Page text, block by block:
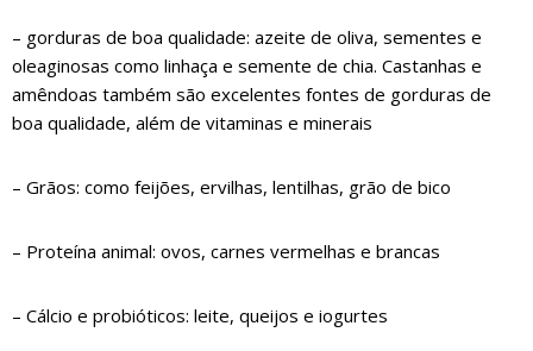
– gorduras de boa qualidade: azeite de oliva, sementes e
oleaginosas como linhaça e semente de chia. Castanhas e
amêndoas também são excelentes fontes de gorduras de
boa qualidade, além de vitaminas e minerais
– Grãos: como feijões, ervilhas, lentilhas, grão de bico
– Proteína animal: ovos, carnes vermelhas e brancas
– Cálcio e probióticos: leite, queijos e iogurtes